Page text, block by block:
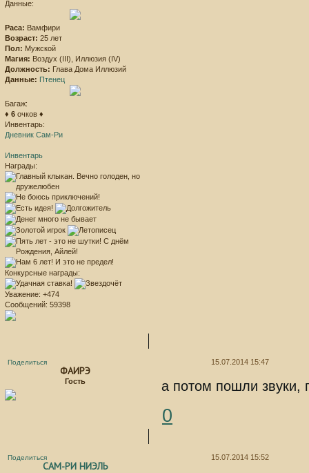
Данные:
Раса: Вамфири
Возраст: 25 лет
Пол: Мужской
Магия: Воздух (III), Иллюзия (IV)
Должность: Глава Дома Иллюзий
Данные: Птенец
Багаж:
♦ 6 очков ♦
Инвентарь:
Дневник Сам-Ри
Инвентарь
Награды:
Конкурсные награды:
Уважение: +474
Сообщений: 59398
Поделиться 15.07.2014 15:47
ФАИРЭ
Гость а потом пошли звуки,
0
Поделиться 15.07.2014 15:52
САМ-РИ НИЭЛЬ